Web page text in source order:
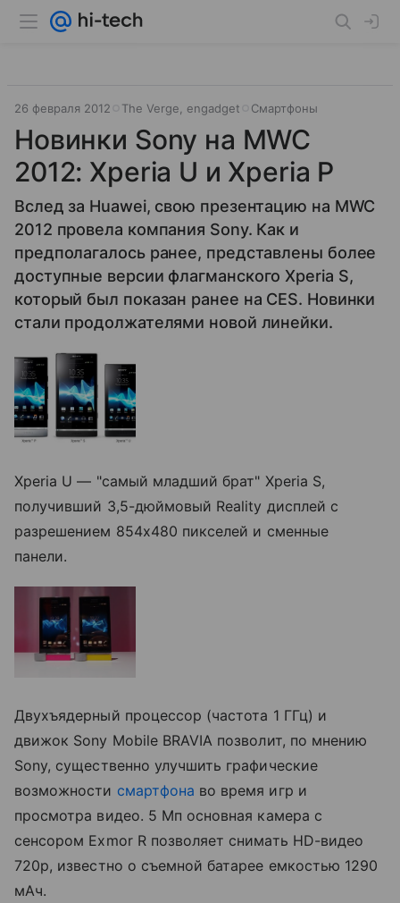
26 февраля 2012 The Verge, engadget Смартфоны
Новинки Sony на MWC
2012: Xperia U и Xperia P
Вслед за Huawei, свою презентацию на MWC
2012 провела компания Sony. Как и
предполагалось ранее, представлены более
доступные версии флагманского Xperia S,
который был показан ранее на CES. Новинки
стали продолжателями новой линейки.
Xperia U — "самый младший брат" Xperia S,
получивший 3,5-дюймовый Reality дисплей с
разрешением 854x480 пикселей и сменные
панели.
Двухъядерный процессор (частота 1 ГГц) и
движок Sony Mobile BRAVIA позволит, по мнению
Sony, существенно улучшить графические
возможности смартфона во время игр и
просмотра видео. 5 Мп основная камера с
сенсором Exmor R позволяет снимать HD-видео
720p, известно о съемной батарее емкостью 1290
мАч.